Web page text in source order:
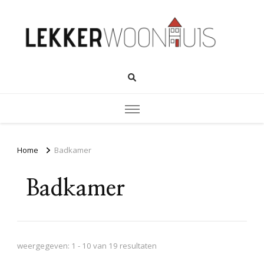
Home Badkamer
Badkamer
weergegeven: 1 - 10 van 19 resultaten